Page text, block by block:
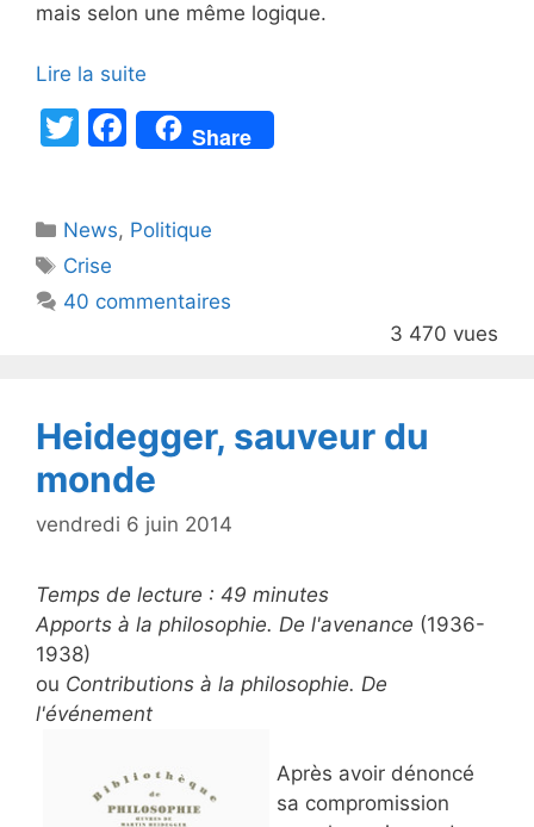
mais selon une même logique.
Lire la suite
T
er
F
a
e
o
Share
Catégories
News, Politique
Étiquettes
Crise
40 commentaires
3 470 vues
Heidegger, sauveur du
monde
vendredi 6 juin 2014
Temps de lecture : 49 minutes
Apports à la philosophie. De l'avenance (1936-
1938)
ou Contributions à la philosophie. De
l'événement
Après avoir dénoncé
sa compromission